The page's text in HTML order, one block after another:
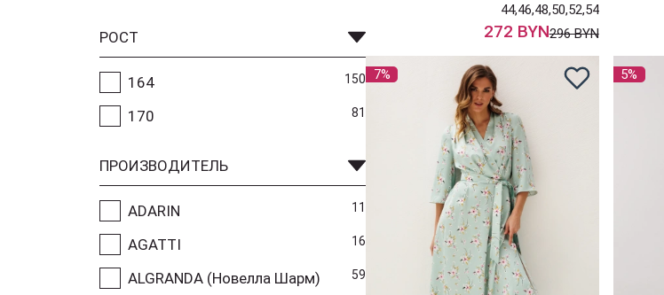
РОСТ
164 150
170 81
ПРОИЗВОДИТЕЛЬ
ADARIN 11
AGATTI 16
ALGRANDA (Новелла Шарм) 59
44,46,48,50,52,54
272 BYN296 BYN
7% 5%